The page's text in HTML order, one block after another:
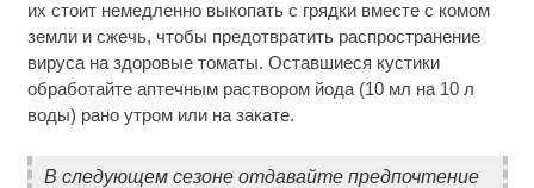
их стоит немедленно выкопать с грядки вместе с комом
земли и сжечь, чтобы предотвратить распространение
вируса на здоровые томаты. Оставшиеся кустики
обработайте аптечным раствором йода (10 мл на 10 л
воды) рано утром или на закате.
В следующем сезоне отдавайте предпочтение